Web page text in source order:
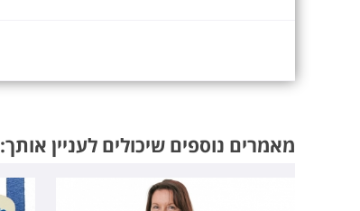
מאמרים נוספים שיכולים לעניין אותך: